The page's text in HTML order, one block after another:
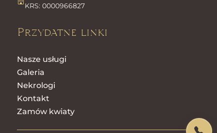
KRS: 0000966827
Przydatne linki
Nasze usługi
Galeria
Nekrologi
Kontakt
Zamów kwiaty